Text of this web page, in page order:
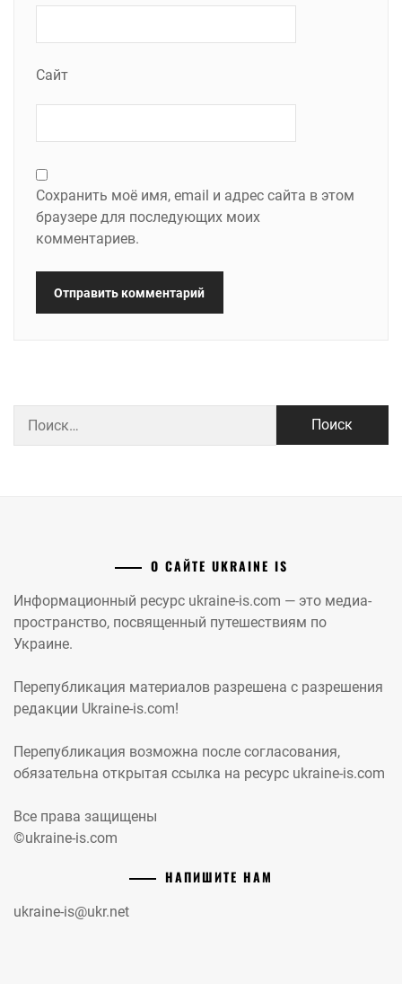
Сайт
Сохранить моё имя, email и адрес сайта в этом
браузере для последующих моих
комментариев.
О САЙТЕ UKRAINE IS
Информационный ресурс ukraine-is.com — это медиа-
пространство, посвященный путешествиям по
Украине.
Перепубликация материалов разрешена с разрешения
редакции Ukraine-is.com!
Перепубликация возможна после согласования,
обязательна открытая ссылка на ресурс ukraine-is.com
Все права защищены
©ukraine-is.com
НАПИШИТЕ НАМ
ukraine-is@ukr.net